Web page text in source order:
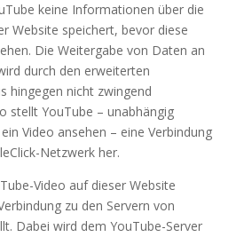
keine Informationen über die
Website speichert, bevor diese
Die Weitergabe von Daten an
durch den erweiterten
hingegen nicht zwingend
stellt YouTube – unabhängig
Video ansehen – eine Verbindung
Netzwerk her.
Video auf dieser Website
zu den Servern von
Dabei wird dem YouTube-Server